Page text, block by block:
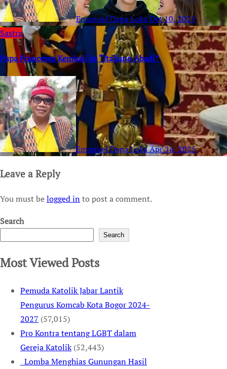
Emanuel Dapa LokaOct 10, 2025
Sastra
Papa Francesco Kembali ke “Italiano Abadi”
Emanuel Dapa LokaApr 24, 2025
Leave a Reply
You must belogged into post a comment.
Search
Search
Most Viewed Posts
Pemuda Katolik Jabar Lantik
Pengurus Komcab Kota Bogor 2024-
2027 (57,015)
Pro Kontra tentang LGBT dalam
Gereja Katolik (52,443)
Lomba Menghias Gunungan Hasil